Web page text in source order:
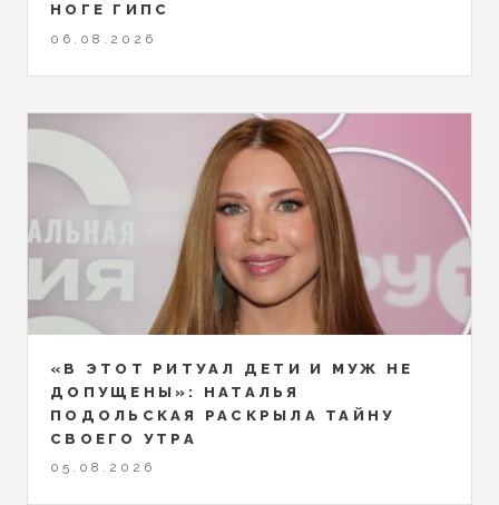
НОГЕ ГИПС
06.08.2026
«В ЭТОТ РИТУАЛ ДЕТИ И МУЖ НЕ
ДОПУЩЕНЫ»: НАТАЛЬЯ
ПОДОЛЬСКАЯ РАСКРЫЛА ТАЙНУ
СВОЕГО УТРА
05.08.2026